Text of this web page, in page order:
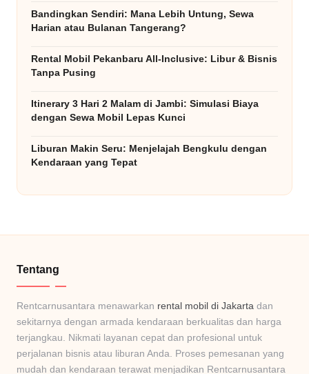
u
Bandingkan Sendiri: Mana Lebih Untung, Sewa
Harian atau Bulanan Tangerang?
Rental Mobil Pekanbaru All-Inclusive: Libur & Bisnis
Tanpa Pusing
Itinerary 3 Hari 2 Malam di Jambi: Simulasi Biaya
dengan Sewa Mobil Lepas Kunci
Liburan Makin Seru: Menjelajah Bengkulu dengan
Kendaraan yang Tepat
Tentang
Rentcarnusantara menawarkan rental mobil di Jakarta dan
sekitarnya dengan armada kendaraan berkualitas dan harga
terjangkau. Nikmati layanan cepat dan profesional untuk
perjalanan bisnis atau liburan Anda. Proses pemesanan yang
mudah dan kendaraan terawat menjadikan Rentcarnusantara